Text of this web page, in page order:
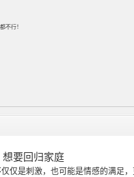
不行！
毕业于重庆师范大学心理学专业